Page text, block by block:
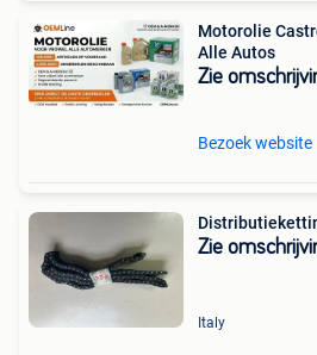
Motorolie
Alle Autos
Zie
Bezoek website
Zie
Italy